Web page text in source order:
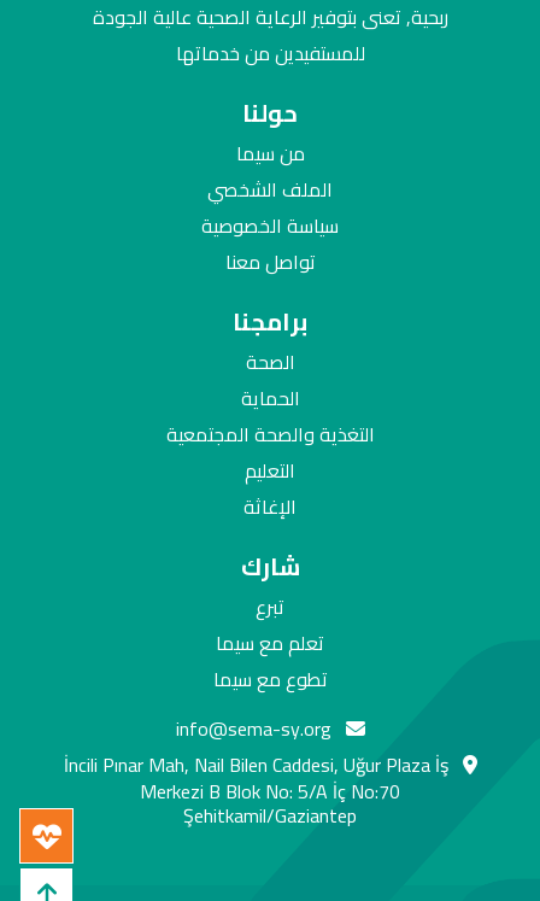
ربحية, تعنى بتوفير الرعاية الصحية عالية الجودة
للمستفيدين من خدماتها
info@sema-sy.org
İncili Pınar Mah, Nail Bilen Caddesi, Uğur Plaza İş
Merkezi B Blok No: 5/A İç No:70
Şehitkamil/Gaziantep
حولنا
من سيما
الملف الشخصي
سياسة الخصوصية
تواصل معنا
برامجنا
الصحة
الحماية
التغذية والصحة المجتمعية
التعليم
الإغاثة
شارك
تبرع
تعلم مع سيما
تطوع مع سيما